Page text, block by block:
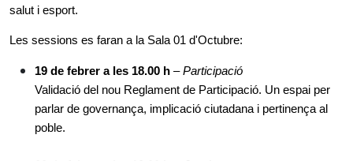
salut i esport.
Les sessions es faran a la Sala 01 d'Octubre:
19 de febrer a les 18.00 h – Participació
Validació del nou Reglament de Participació. Un espai per
parlar de governança, implicació ciutadana i pertinença al
poble.